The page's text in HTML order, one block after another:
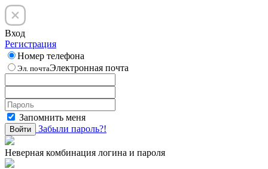
Вход
Регистрация
Номер телефона
Эл. почтаЭлектронная почта
Запомнить меня
Войти Забыли пароль?!
Неверная комбинация логина и пароля